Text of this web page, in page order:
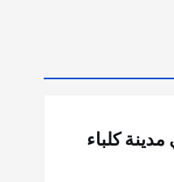
كلباء